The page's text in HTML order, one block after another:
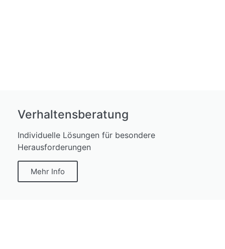
Verhaltensberatung
Individuelle Lösungen für besondere
Herausforderungen
Mehr Info